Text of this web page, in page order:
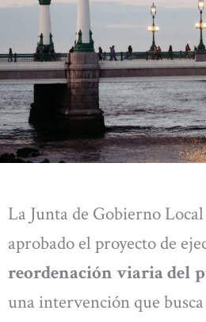
La Junta de Gobierno
aprobado el proyecto de
reordenación viaria del
una intervención que